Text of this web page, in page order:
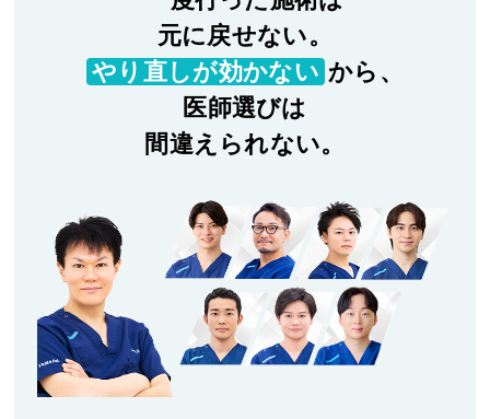
元に戻せない。
やり直しが効かない から、
医師選びは
間違えられない。